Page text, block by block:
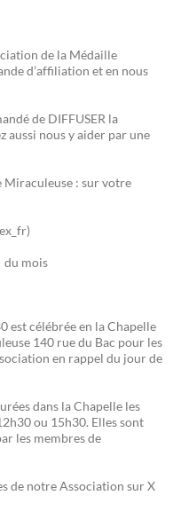
de la Médaille
d’affiliation et en nous
de DIFFUSER la
aussi nous y aider par une
Miraculeuse : sur votre
du mois
est célébrée en la Chapelle
140 rue du Bac pour les
en rappel du jour de
dans la Chapelle les
ou 15h30. Elles sont
les membres de
de notre Association sur X